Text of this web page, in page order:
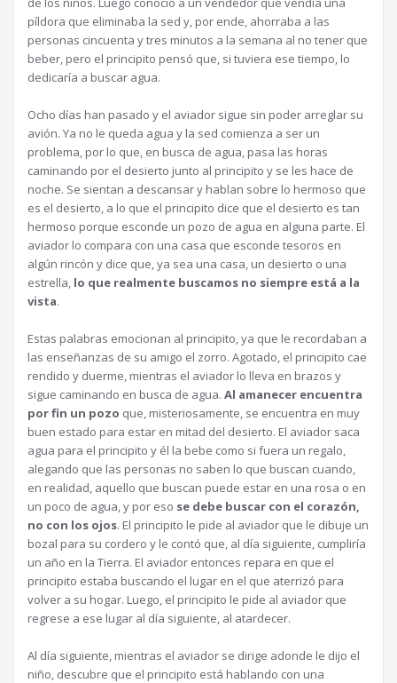
píldora que eliminaba la sed y, por ende, ahorraba a las
personas cincuenta y tres minutos a la semana al no tener que
beber, pero el principito pensó que, si tuviera ese tiempo, lo
dedicaría a buscar agua.
Ocho días han pasado y el aviador sigue sin poder arreglar su
avión. Ya no le queda agua y la sed comienza a ser un
problema, por lo que, en busca de agua, pasa las horas
caminando por el desierto junto al principito y se les hace de
noche. Se sientan a descansar y hablan sobre lo hermoso que
es el desierto, a lo que el principito dice que el desierto es tan
hermoso porque esconde un pozo de agua en alguna parte. El
aviador lo compara con una casa que esconde tesoros en
algún rincón y dice que, ya sea una casa, un desierto o una
estrella, lo que realmente buscamos no siempre está a la
vista.
Estas palabras emocionan al principito, ya que le recordaban a
las enseñanzas de su amigo el zorro. Agotado, el principito cae
rendido y duerme, mientras el aviador lo lleva en brazos y
sigue caminando en busca de agua. Al amanecer encuentra
por fin un pozo que, misteriosamente, se encuentra en muy
buen estado para estar en mitad del desierto. El aviador saca
agua para el principito y él la bebe como si fuera un regalo,
alegando que las personas no saben lo que buscan cuando,
en realidad, aquello que buscan puede estar en una rosa o en
un poco de agua, y por eso se debe buscar con el corazón,
no con los ojos. El principito le pide al aviador que le dibuje un
bozal para su cordero y le contó que, al día siguiente, cumpliría
un año en la Tierra. El aviador entonces repara en que el
principito estaba buscando el lugar en el que aterrizó para
volver a su hogar. Luego, el principito le pide al aviador que
regrese a ese lugar al día siguiente, al atardecer.
Al día siguiente, mientras el aviador se dirige adonde le dijo el
niño, descubre que el principito está hablando con una